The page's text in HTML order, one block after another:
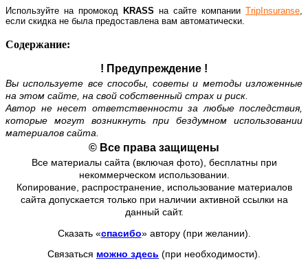
Используйте на промокод KRASS на сайте компании TripInsuranse,
если скидка не была предоставлена вам автоматически.
Содержание:
! Предупреждение !
Вы используете все способы, советы и методы изложенные
на этом сайте, на свой собственный страх и риск.
Автор не несет ответственности за любые последствия,
которые могут возникнуть при бездумном использовании
материалов сайта.
© Все права защищены
Все материалы сайта (включая фото), бесплатны при
некоммерческом использовании.
Копирование, распространение, использование материалов
сайта допускается только при наличии активной ссылки на
данный сайт.
Сказать «спасибо» автору (при желании).
Связаться можно здесь (при необходимости).